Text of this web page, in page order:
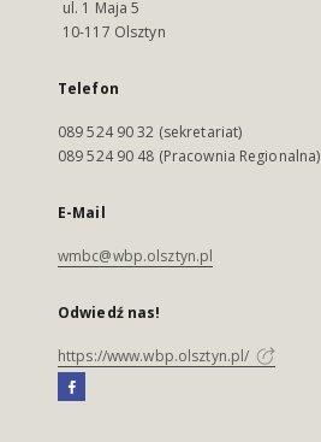
ul. 1 Maja 5
10-117 Olsztyn
Telefon
089 524 90 32 (sekretariat)
089 524 90 48 (Pracownia Regionalna)
E-Mail
wmbc@wbp.olsztyn.pl
Odwiedź nas!
https://www.wbp.olsztyn.pl/